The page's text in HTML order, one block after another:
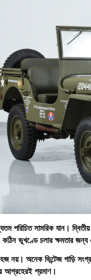
পরিচিত সামরিক যান। দ্বিতীয়
ভূখণ্ডে চলার ক্ষমতার
নয়। অনেক ভিন্টেজ গাড়ি
আগ্রহেরই প্রমাণ।